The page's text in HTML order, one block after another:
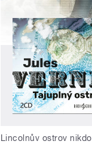
Lincolnův ostrov